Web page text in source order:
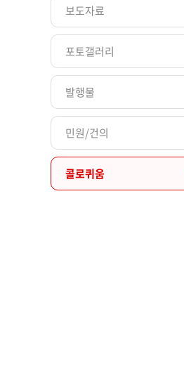
보도자료
포토갤러리
발행물
민원/건의
콜로퀴움